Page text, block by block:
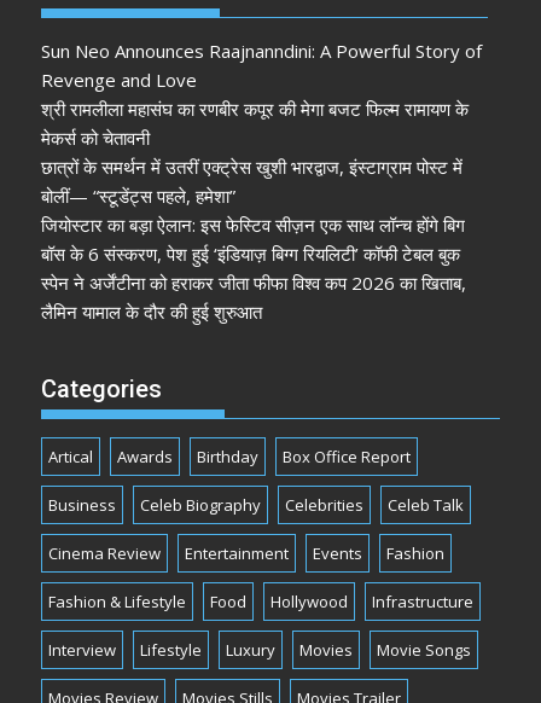
Sun Neo Announces Raajnanndini: A Powerful Story of
Revenge and Love
श्री रामलीला महासंघ का रणबीर कपूर की मेगा बजट फिल्म रामायण के
मेकर्स को चेतावनी
छात्रों के समर्थन में उतरीं एक्ट्रेस खुशी भारद्वाज, इंस्टाग्राम पोस्ट में
बोलीं— “स्टूडेंट्स पहले, हमेशा”
जियोस्टार का बड़ा ऐलान: इस फेस्टिव सीज़न एक साथ लॉन्च होंगे बिग
बॉस के 6 संस्करण, पेश हुई ‘इंडियाज़ बिग्ग रियलिटी’ कॉफी टेबल बुक
स्पेन ने अर्जेंटीना को हराकर जीता फीफा विश्व कप 2026 का खिताब,
लैमिन यामाल के दौर की हुई शुरुआत
Categories
Artical Awards Birthday Box Office Report
Business Celeb Biography Celebrities Celeb Talk
Cinema Review Entertainment Events Fashion
Fashion & Lifestyle Food Hollywood Infrastructure
Interview Lifestyle Luxury Movies Movie Songs
Movies Review Movies Stills Movies Trailer